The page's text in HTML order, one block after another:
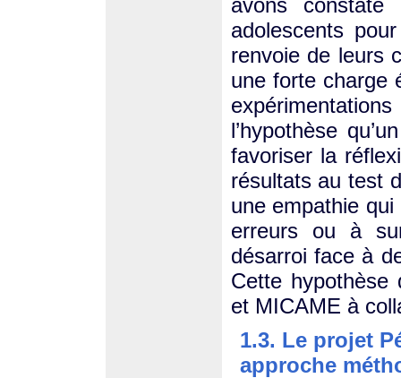
adolescents
renvoie de leurs
une forte charge
l’hypothèse
favoriser la
résultats au test
une empathie
erreurs ou à
désarroi face à
Cette hypothèse
et MICAME à
1.3. Le projet
approche